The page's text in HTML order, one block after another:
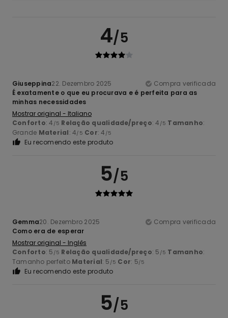
4/5
Giuseppina22. Dezembro 2025
Compra verificada
É exatamente o que eu procurava e é perfeita para as
minhas necessidades
Mostrar original - Italiano
Conforto: 4 /5 Relação qualidade/preço: 4 /5 Tamanho:
Grande Material: 4/5 Cor: 4 /5
Eu recomendo este produto
5/5
Gemma20. Dezembro 2025
Compra verificada
Como era de esperar
Mostrar original - Inglês
Conforto: 5 /5 Relação qualidade/preço: 5 /5 Tamanho:
Tamanho perfeito Material: 5 /5 Cor: 5/5
Eu recomendo este produto
5/5